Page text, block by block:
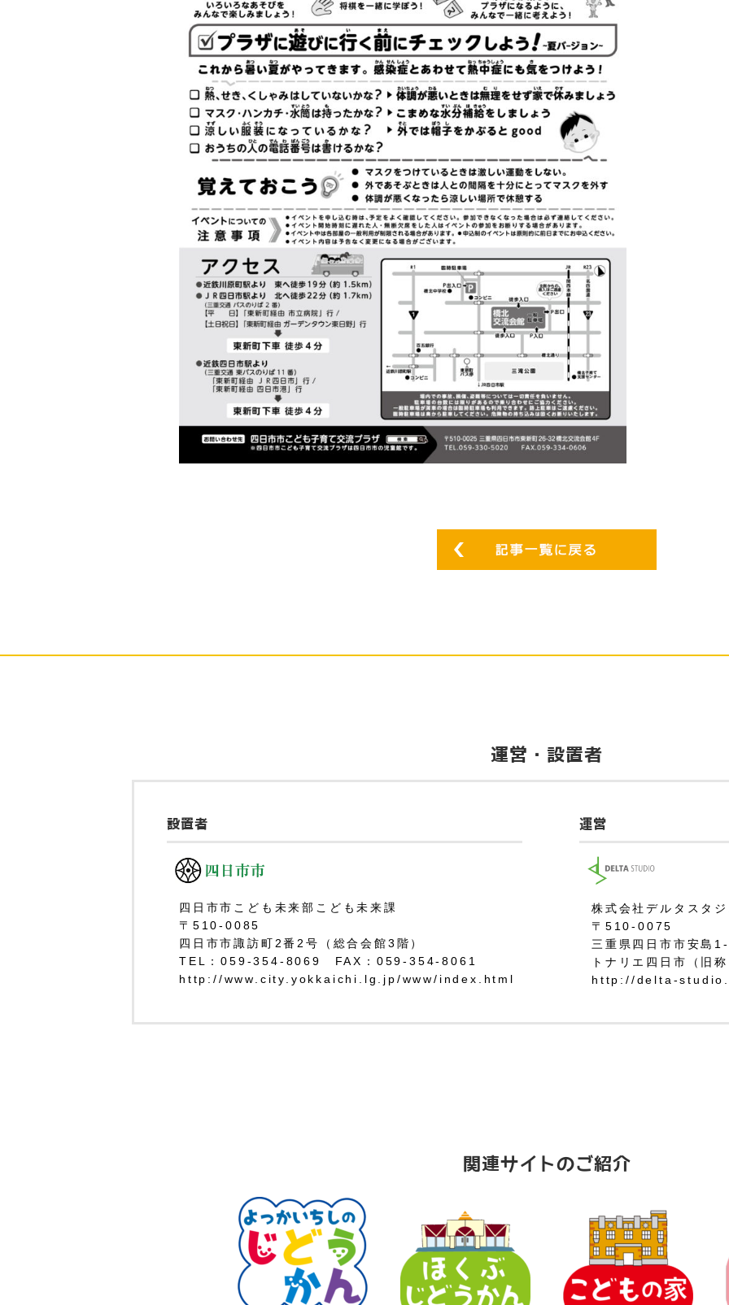
運営・設置者
設置者
四日市市こども未来部こども未来課
〒510-0085
四日市市諏訪町2番2号（総合会館3階）
TEL：059-354-8069 FAX：059-354-8061
http://www.city.yokkaichi.lg.jp/www/index.html
運営
株式会社デルタスタ
〒510-0075
三重県四日市市安島
トナリエ四日市（旧
http://delta-
関連サイトのご紹介